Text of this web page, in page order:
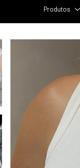
Produtos